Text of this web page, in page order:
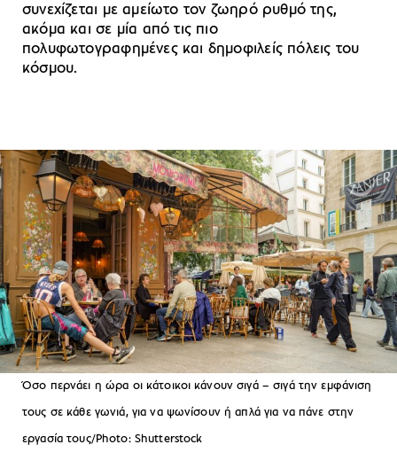
συνεχίζεται με αμείωτο τον ζωηρό ρυθμό της,
ακόμα και σε μία από τις πιο
πολυφωτογραφημένες και δημοφιλείς πόλεις του
κόσμου.
Όσο περνάει η ώρα οι κάτοικοι κάνουν σιγά – σιγά την εμφάνιση
τους σε κάθε γωνιά, για να ψωνίσουν ή απλά για να πάνε στην
εργασία τους/Photo: Shutterstock